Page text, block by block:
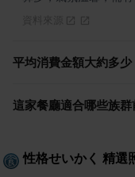
平均消費金額大約多少
這家餐廳適合哪些族群
性格せいかく 精選